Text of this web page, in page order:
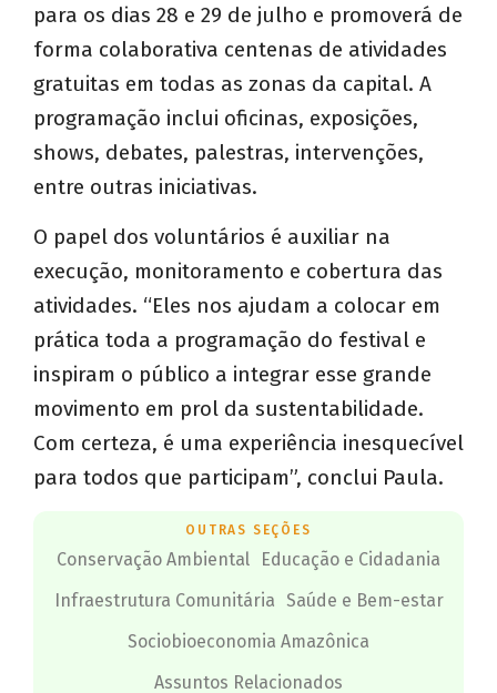
para os dias 28 e 29 de julho e promoverá de
forma colaborativa centenas de atividades
gratuitas em todas as zonas da capital. A
programação inclui oficinas, exposições,
shows, debates, palestras, intervenções,
entre outras iniciativas.
O papel dos voluntários é auxiliar na
execução, monitoramento e cobertura das
atividades. “Eles nos ajudam a colocar em
prática toda a programação do festival e
inspiram o público a integrar esse grande
movimento em prol da sustentabilidade.
Com certeza, é uma experiência inesquecível
para todos que participam”, conclui Paula.
OUTRAS SEÇÕES
Conservação Ambiental
Educação e Cidadania
Infraestrutura Comunitária Saúde e Bem-estar
Sociobioeconomia Amazônica
Assuntos Relacionados